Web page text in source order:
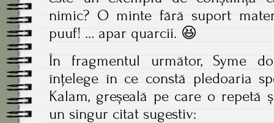
nimic? O minte fără suport
puuf! … apar quarcii. 😆
În fragmentul următor, Syme
înțelege în ce constă pledoaria
Kalam, greșeală pe care o repetă
un singur citat sugestiv: